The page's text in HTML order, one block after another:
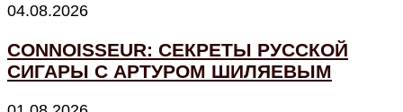
04.08.2026
CONNOISSEUR: СЕКРЕТЫ РУССКОЙ
СИГАРЫ С АРТУРОМ ШИЛЯЕВЫМ